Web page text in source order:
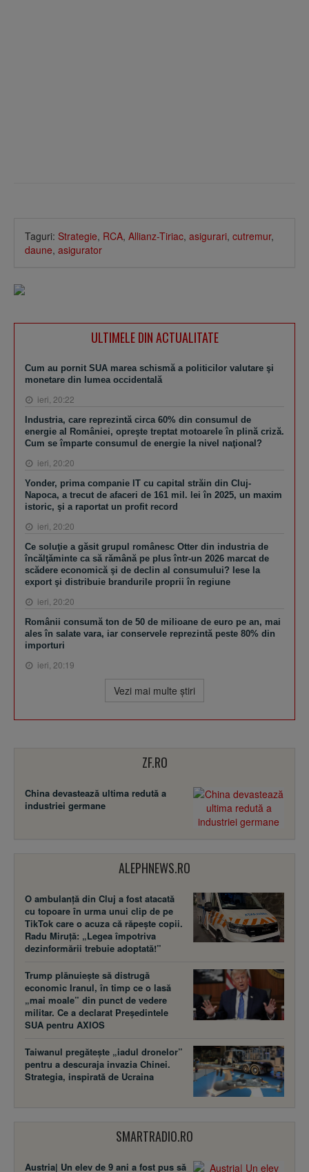
Taguri: Strategie, RCA, Allianz-Tiriac, asigurari, cutremur,
daune, asigurator
ULTIMELE DIN ACTUALITATE
Cum au pornit SUA marea schismă a politicilor valutare şi
monetare din lumea occidentală
ieri, 20:22
Industria, care reprezintă circa 60% din consumul de
energie al României, opreşte treptat motoarele în plină criză.
Cum se împarte consumul de energie la nivel naţional?
ieri, 20:20
Yonder, prima companie IT cu capital străin din Cluj-
Napoca, a trecut de afaceri de 161 mil. lei în 2025, un maxim
istoric, şi a raportat un profit record
ieri, 20:20
Ce soluţie a găsit grupul românesc Otter din industria de
încălţăminte ca să rămână pe plus într-un 2026 marcat de
scădere economică şi de declin al consumului? Iese la
export şi distribuie brandurile proprii în regiune
ieri, 20:20
Românii consumă ton de 50 de milioane de euro pe an, mai
ales în salate vara, iar conservele reprezintă peste 80% din
importuri
ieri, 20:19
Vezi mai multe ştiri
ZF.RO
China devastează ultima redută a
industriei germane
ALEPHNEWS.RO
O ambulanță din Cluj a fost atacată
cu topoare în urma unui clip de pe
TikTok care o acuza că răpește copii.
Radu Miruță: „Legea împotriva
dezinformării trebuie adoptată!”
Trump plănuiește să distrugă
economic Iranul, în timp ce o lasă
„mai moale” din punct de vedere
militar. Ce a declarat Președintele
SUA pentru AXIOS
Taiwanul pregătește „iadul dronelor”
pentru a descuraja invazia Chinei.
Strategia, inspirată de Ucraina
SMARTRADIO.RO
Austria| Un elev de 9 ani a fost pus să